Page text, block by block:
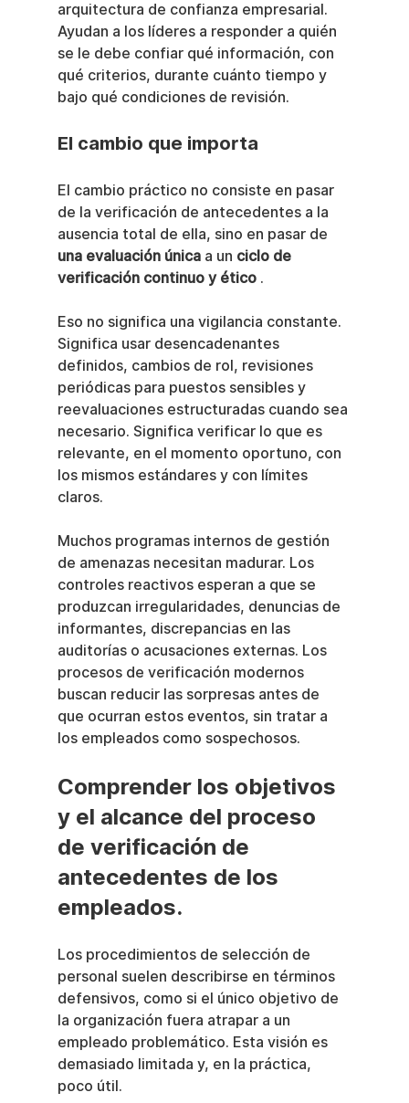
arquitectura de confianza empresarial.
Ayudan a los líderes a responder a quién
se le debe confiar qué información, con
qué criterios, durante cuánto tiempo y
bajo qué condiciones de revisión.
El cambio que importa
El cambio práctico no consiste en pasar
de la verificación de antecedentes a la
ausencia total de ella, sino en pasar de
una evaluación única a un ciclo de
verificación continuo y ético .
Eso no significa una vigilancia constante.
Significa usar desencadenantes
definidos, cambios de rol, revisiones
periódicas para puestos sensibles y
reevaluaciones estructuradas cuando sea
necesario. Significa verificar lo que es
relevante, en el momento oportuno, con
los mismos estándares y con límites
claros.
Muchos programas internos de gestión
de amenazas necesitan madurar. Los
controles reactivos esperan a que se
produzcan irregularidades, denuncias de
informantes, discrepancias en las
auditorías o acusaciones externas. Los
procesos de verificación modernos
buscan reducir las sorpresas antes de
que ocurran estos eventos, sin tratar a
los empleados como sospechosos.
Comprender los objetivos
y el alcance del proceso
de verificación de
antecedentes de los
empleados.
Los procedimientos de selección de
personal suelen describirse en términos
defensivos, como si el único objetivo de
la organización fuera atrapar a un
empleado problemático. Esta visión es
demasiado limitada y, en la práctica,
poco útil.